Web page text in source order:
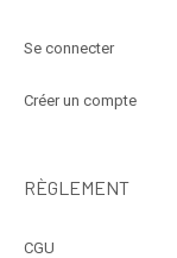
Se connecter
Créer un compte
RÈGLEMENT
CGU